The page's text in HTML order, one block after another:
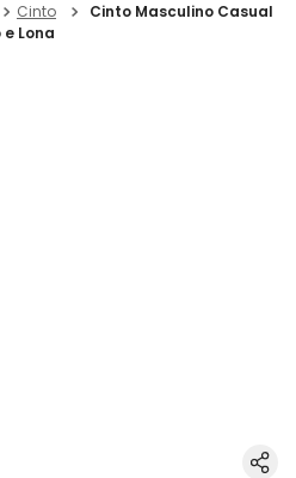
Cinto
Cinto Masculino Casual
Lona